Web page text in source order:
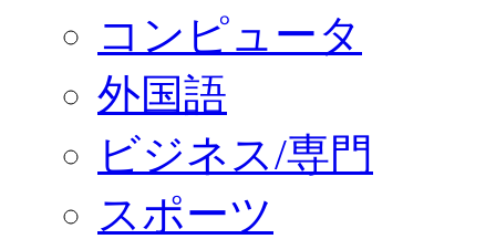
コンピュータ
外国語
ビジネス/専門
スポーツ